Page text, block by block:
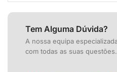
Tem Alguma Dúvida?
A nossa equipa
com todas as suas questões.